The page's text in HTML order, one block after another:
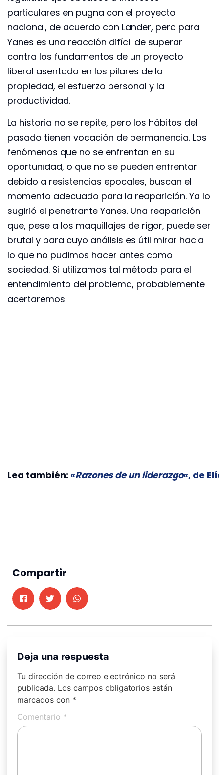
particulares en pugna con el proyecto
nacional, de acuerdo con Lander, pero para
Yanes es una reacción difícil de superar
contra los fundamentos de un proyecto
liberal asentado en los pilares de la
propiedad, el esfuerzo personal y la
productividad.
La historia no se repite, pero los hábitos del
pasado tienen vocación de permanencia. Los
fenómenos que no se enfrentan en su
oportunidad, o que no se pueden enfrentar
debido a resistencias epocales, buscan el
momento adecuado para la reaparición. Ya lo
sugirió el penetrante Yanes. Una reaparición
que, pese a los maquillajes de rigor, puede ser
brutal y para cuyo análisis es útil mirar hacia
lo que no pudimos hacer antes como
sociedad. Si utilizamos tal método para el
entendimiento del problema, probablemente
acertaremos.
Lea también: «Razones de un liderazgo«, de
Compartir
Deja una respuesta
Tu dirección de correo electrónico no será
publicada. Los campos obligatorios están
marcados con *
Comentario *